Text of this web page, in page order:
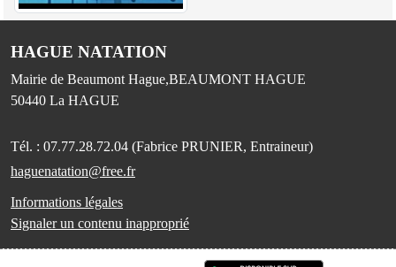
HAGUE NATATION
Mairie de Beaumont Hague,BEAUMONT HAGUE
50440 La HAGUE
Tél. : 07.77.28.72.04 (Fabrice PRUNIER, Entraineur)
haguenatation@free.fr
Informations légales
Signaler un contenu inapproprié